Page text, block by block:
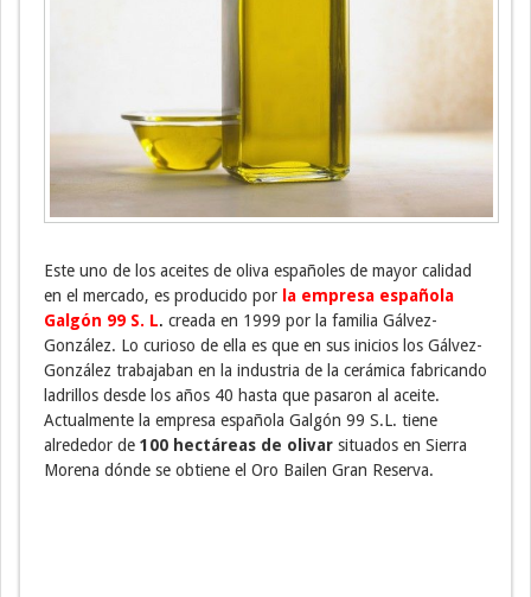
Este uno de los aceites de oliva españoles de mayor calidad
en el mercado, es producido por a empresa española
Galgón 99 S. L. creada en 1999 por la familia Gálvez-
González. Lo curioso de ella es que en sus inicios los Gálvez-
González trabajaban en la industria de la cerámica fabricando
ladrillos desde los años 40 hasta que pasaron al aceite.
Actualmente la empresa española Galgón 99 S.L. tiene
alrededor de 100 hectáreas de olivar situados en Sierra
Morena dónde se obtiene el Oro Bailen Gran Reserva.